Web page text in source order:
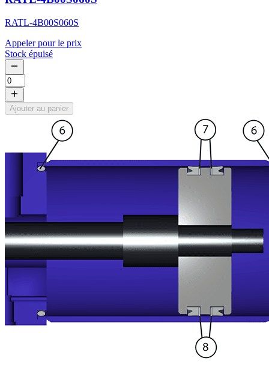
RATL-4B00S060S
Appeler pour le prix
Stock épuisé
Ajouter au panier